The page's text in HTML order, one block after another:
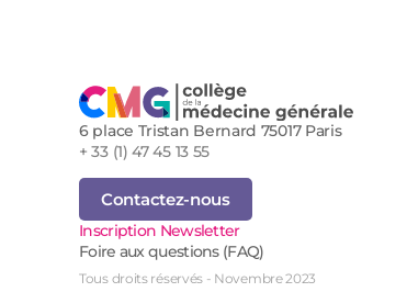
6 place Tristan Bernard 75017 Paris
+ 33 (1) 47 45 13 55
Contactez-nous
Inscription Newsletter
Foire aux questions (FAQ)
Tous droits réservés - Novembre 2023